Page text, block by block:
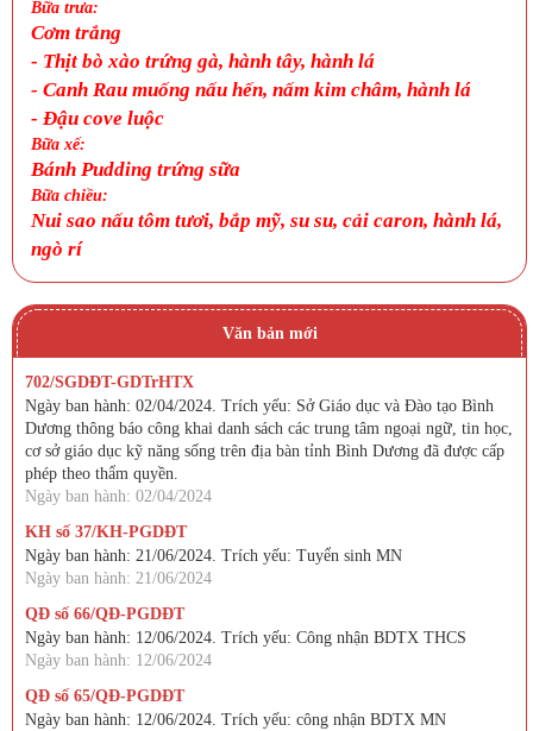
Bữa trưa:
Cơm trắng
- Thịt bò xào trứng gà, hành tây, hành lá
- Canh Rau muống nấu hến, nấm kim châm, hành lá
- Đậu cove luộc
Bữa xế:
Bánh Pudding trứng sữa
Bữa chiều:
Nui sao nấu tôm tươi, bắp mỹ, su su, cải caron, hành lá,
ngò rí
Văn bản mới
702/SGDĐT-GDTrHTX
Ngày ban hành: 02/04/2024. Trích yếu: Sở Giáo dục và Đào tạo Bình
Dương thông báo công khai danh sách các trung tâm ngoại ngữ, tin học,
cơ sở giáo dục kỹ năng sống trên địa bàn tỉnh Bình Dương đã được cấp
phép theo thẩm quyền.
Ngày ban hành: 02/04/2024
KH số 37/KH-PGDĐT
Ngày ban hành: 21/06/2024. Trích yếu: Tuyển sinh MN
Ngày ban hành: 21/06/2024
QĐ số 66/QĐ-PGDĐT
Ngày ban hành: 12/06/2024. Trích yếu: Công nhận BDTX THCS
Ngày ban hành: 12/06/2024
QĐ số 65/QĐ-PGDĐT
Ngày ban hành: 12/06/2024. Trích yếu: công nhận BDTX MN